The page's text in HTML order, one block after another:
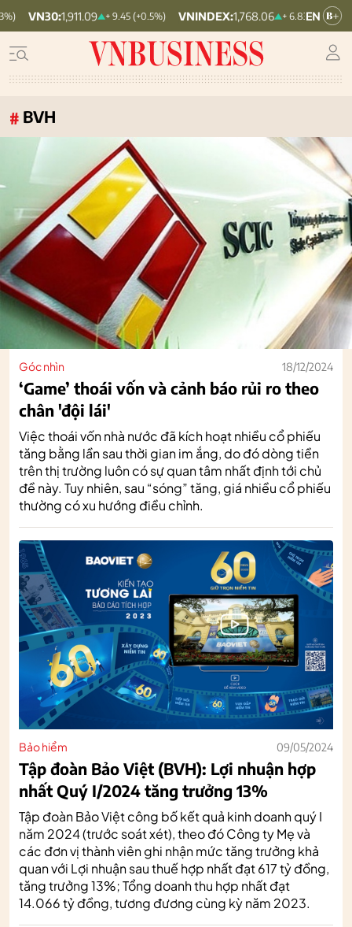
+ 9.45 (+0.5%) VNINDEX:1,768.06 + 6.83 (+0.39%) HNX30:455.12
# BVH
Góc nhìn 18/12/2024
‘Game’ thoái vốn và cảnh báo rủi ro theo
chân 'đội lái'
Việc thoái vốn nhà nước đã kích hoạt nhiều cổ phiếu
tăng bằng lần sau thời gian im ắng, do đó dòng tiền
trên thị trường luôn có sự quan tâm nhất định tới chủ
đề này. Tuy nhiên, sau “sóng” tăng, giá nhiều cổ phiếu
thường có xu hướng điều chỉnh.
Bảo hiểm 09/05/2024
Tập đoàn Bảo Việt (BVH): Lợi nhuận hợp
nhất Quý I/2024 tăng trưởng 13%
Tập đoàn Bảo Việt công bố kết quả kinh doanh quý I
năm 2024 (trước soát xét), theo đó Công ty Mẹ và
các đơn vị thành viên ghi nhận mức tăng trưởng khả
quan với Lợi nhuận sau thuế hợp nhất đạt 617 tỷ đồng,
tăng trưởng 13%; Tổng doanh thu hợp nhất đạt
14.066 tỷ đồng, tương đương cùng kỳ năm 2023.